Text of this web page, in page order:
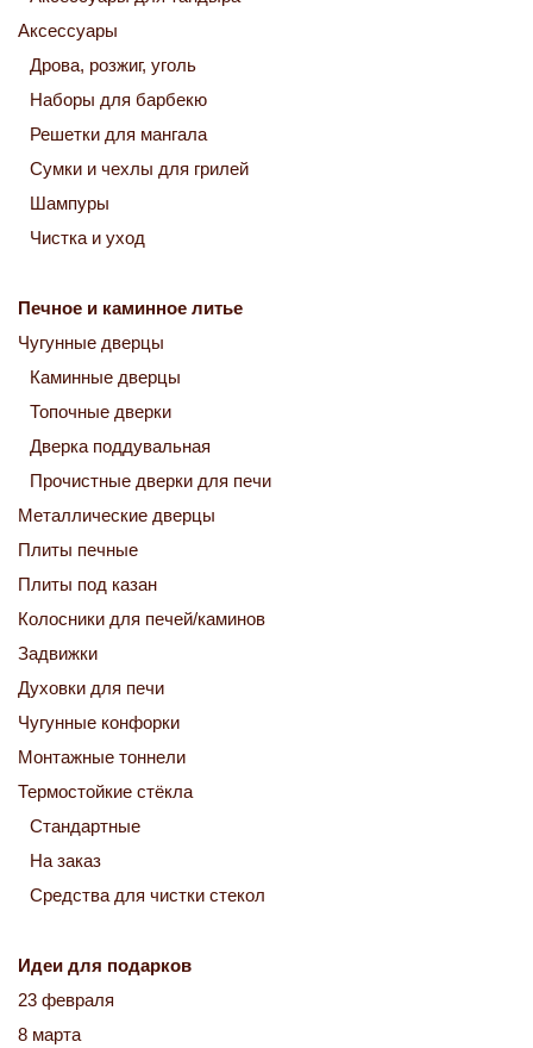
Аксессуары
Дрова, розжиг, уголь
Наборы для барбекю
Решетки для мангала
Сумки и чехлы для грилей
Шампуры
Чистка и уход
Печное и каминное литье
Чугунные дверцы
Каминные дверцы
Топочные дверки
Дверка поддувальная
Прочистные дверки для печи
Металлические дверцы
Плиты печные
Плиты под казан
Колосники для печей/каминов
Задвижки
Духовки для печи
Чугунные конфорки
Монтажные тоннели
Термостойкие стёкла
Стандартные
На заказ
Средства для чистки стекол
Идеи для подарков
23 февраля
8 марта